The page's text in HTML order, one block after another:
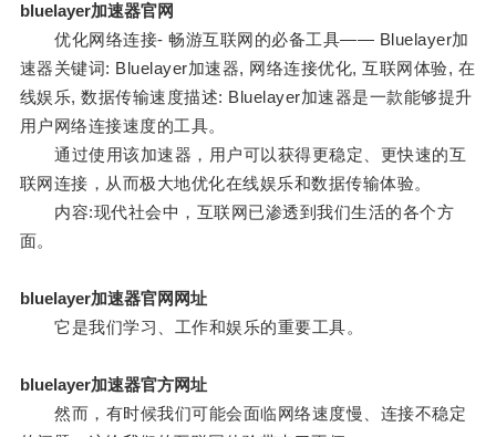
bluelayer加速器官网
优化网络连接- 畅游互联网的必备工具—— Bluelayer加
速器关键词: Bluelayer加速器, 网络连接优化, 互联网体验, 在
线娱乐, 数据传输速度描述: Bluelayer加速器是一款能够提升
用户网络连接速度的工具。
通过使用该加速器，用户可以获得更稳定、更快速的互
联网连接，从而极大地优化在线娱乐和数据传输体验。
内容:现代社会中，互联网已渗透到我们生活的各个方
面。
bluelayer加速器官网网址
它是我们学习、工作和娱乐的重要工具。
bluelayer加速器官方网址
然而，有时候我们可能会面临网络速度慢、连接不稳定